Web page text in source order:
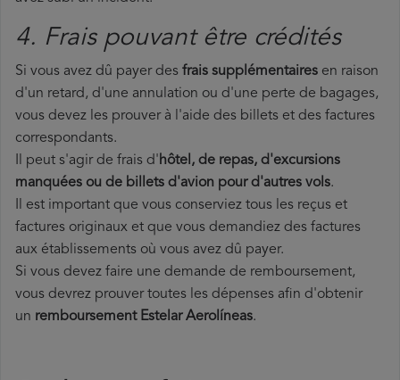
4. Frais pouvant être crédités
Si vous avez dû payer des frais supplémentaires en raison
d'un retard, d'une annulation ou d'une perte de bagages,
vous devez les prouver à l'aide des billets et des factures
correspondants.
Il peut s'agir de frais d'hôtel, de repas, d'excursions
manquées ou de billets d'avion pour d'autres vols.
Il est important que vous conserviez tous les reçus et
factures originaux et que vous demandiez des factures
aux établissements où vous avez dû payer.
Si vous devez faire une demande de remboursement,
vous devrez prouver toutes les dépenses afin d'obtenir
un remboursement Estelar Aerolíneas.